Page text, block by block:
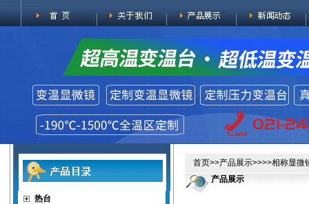
热台
首页>>产品展示>>>>相称显微
产品展示